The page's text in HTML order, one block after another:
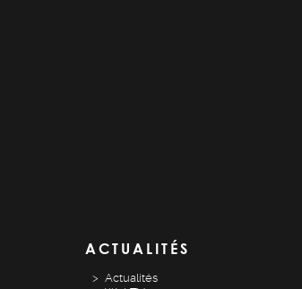
ACTUALITÉS
Actualités